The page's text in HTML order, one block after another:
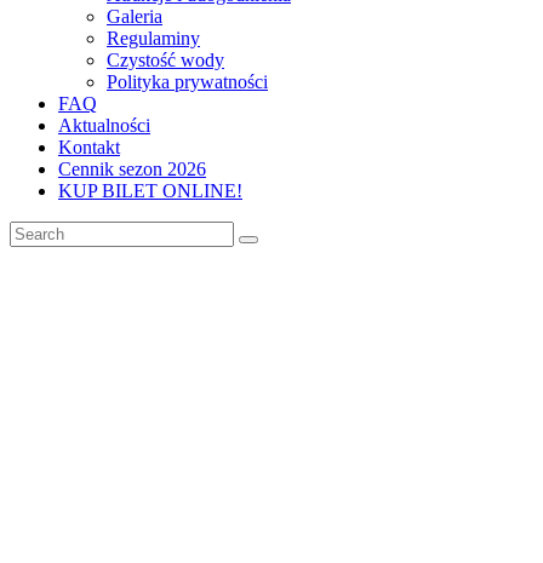
Galeria
Regulaminy
Czystość wody
Polityka prywatności
FAQ
Aktualności
Kontakt
Cennik sezon 2026
KUP BILET ONLINE!